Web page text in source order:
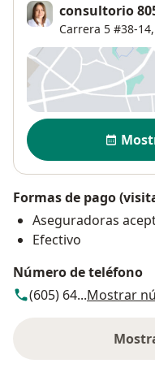
consultorio
Carrera 5 #38-14,
Disponibilidad
Formas de pago
Aseguradoras
Efectivo
Número de teléfono
(605) 64...Mostrar